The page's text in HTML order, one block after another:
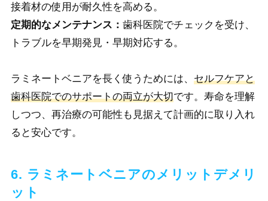
接着材の使用が耐久性を高める。
定期的なメンテナンス： 歯科医院でチェックを受け、
トラブルを早期発見・早期対応する。
ラミネートベニアを長く使うためには、 セルフケアと
歯科医院でのサポートの両立が大切です。寿命を理解
しつつ、再治療の可能性も見据えて計画的に取り入れ
ると安心です。
6. ラミネートベニアのメリットデメリ
ット